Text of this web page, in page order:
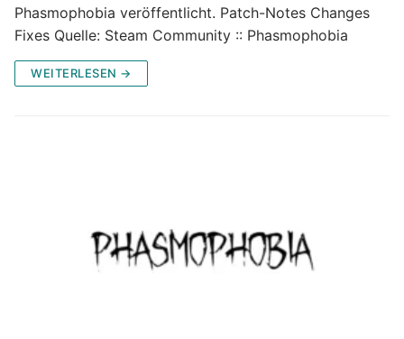
Phasmophobia veröffentlicht. Patch-Notes Changes
Fixes Quelle: Steam Community :: Phasmophobia
WEITERLESEN →